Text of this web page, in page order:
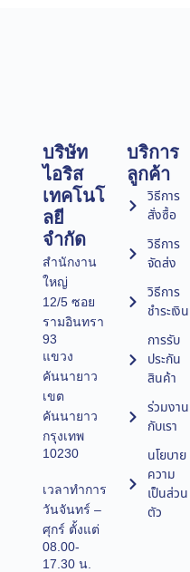
บริษัท
ไอริส
เทคโนโ
ลยี
จำกัด
สำนักงาน
ใหญ่
12/5 ซอย
รามอินทรา
93
แขวง
คันนายาว
เขต
คันนายาว
กรุงเทพ
10230
เวลาทำการ
วันจันทร์ –
ศุกร์ ตั้งแต่
08.00-
17.30 น.
บริการ
ลูกค้า
วิธีการ
สั่งซื้อ
วิธีการ
จัดส่ง
วิธีการ
ชำระเงิน
การรับ
ประกัน
สินค้า
ร่วมงาน
กับเรา
นโยบาย
ความ
เป็นส่วน
ตัว